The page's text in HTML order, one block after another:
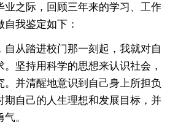
业之际，回顾三年来的学习、工作
我鉴定如下：
从踏进校门那一刻起，我就对自
坚持用科学的思想来认识社会，
。并清醒地意识到自己身上所担负
期自己的人生理想和发展目标，并
。